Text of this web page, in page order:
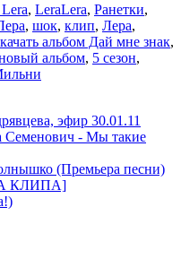
, LeraLera, Ранетки,
, шок, клип, Лера,
альбом Дай мне знак,
альбом, 5 сезон,
эфир 30.01.11
Семенович - Мы такие
(Премьера песни)
КЛИПА]